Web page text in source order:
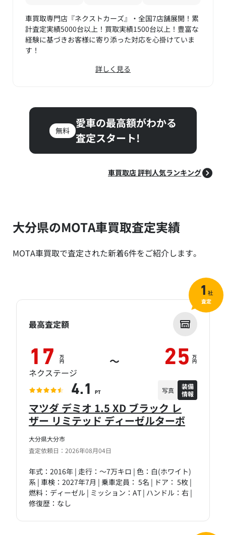
車買取専門店『ネクストカーズ』・全国7店舗展開！累
計査定実績5000台以上！買取実績1500台以上！豊富な
経験に基づきお客様に寄り添った対応を心掛けていま
す！
詳しく見る
無料
愛車の最高額がわかる
査定スタート!
車買取店 評判人気ランキング
大分県のMOTA車買取査定実績
MOTA車買取で査定された新着6件をご紹介します。
大分県大分市
査定依頼日：2026年08月04日
マツダ デミオ 1.5 XD ブラック レ
ザー リミテッド ディーゼルターボ
年式：2016年 | 走行：～7万キロ | 色：白(ホワイト)
系 | 車検：2027年7月 | 乗車定員： 5名 | ドア： 5枚 |
燃料：ディーゼル | ミッション：AT | ハンドル：右 |
修復歴：なし
最高査定額
17 万
円 ～ 25 万
円
ネクステージ
4.1 PT 写真
装備
情報
1 社
査定